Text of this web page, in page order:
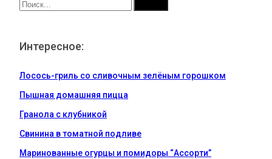
Интересное:
Лосось-гриль со сливочным зелёным горошком
Пышная домашняя пицца
Гранола с клубникой
Свинина в томатной подливе
Маринованные огурцы и помидоры “Ассорти”